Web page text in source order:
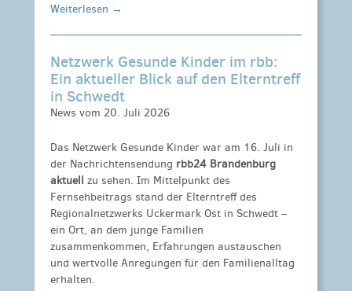
Weiterlesen →
Netzwerk Gesunde Kinder im rbb:
Ein aktueller Blick auf den Elterntreff
in Schwedt
News vom 20. Juli 2026
Das Netzwerk Gesunde Kinder war am 16. Juli in
der Nachrichtensendung rbb24 Brandenburg
aktuell zu sehen. Im Mittelpunkt des
Fernsehbeitrags stand der Elterntreff des
Regionalnetzwerks Uckermark Ost in Schwedt –
ein Ort, an dem junge Familien
zusammenkommen, Erfahrungen austauschen
und wertvolle Anregungen für den Familienalltag
erhalten.